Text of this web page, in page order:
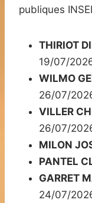
publiques
THIRIOT
19/07/
WILMO
26/07/
VILLER
26/07/
MILON
PANTEL
GARRET
24/07/